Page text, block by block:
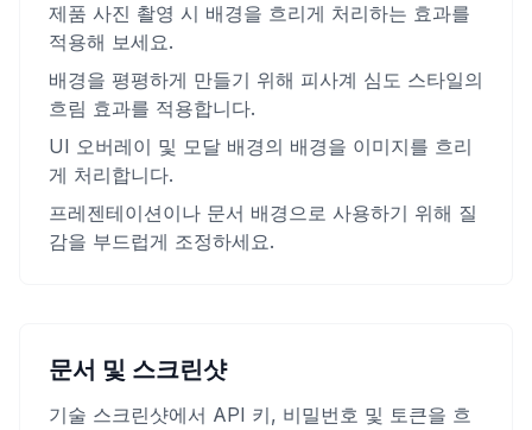
제품 사진 촬영 시 배경을 흐리게 처리하는 효과를
적용해 보세요.
배경을 평평하게 만들기 위해 피사계 심도 스타일의
흐림 효과를 적용합니다.
UI 오버레이 및 모달 배경의 배경을 이미지를 흐리
게 처리합니다.
프레젠테이션이나 문서 배경으로 사용하기 위해 질
감을 부드럽게 조정하세요.
문서 및 스크린샷
기술 스크린샷에서 API 키, 비밀번호 및 토큰을 흐